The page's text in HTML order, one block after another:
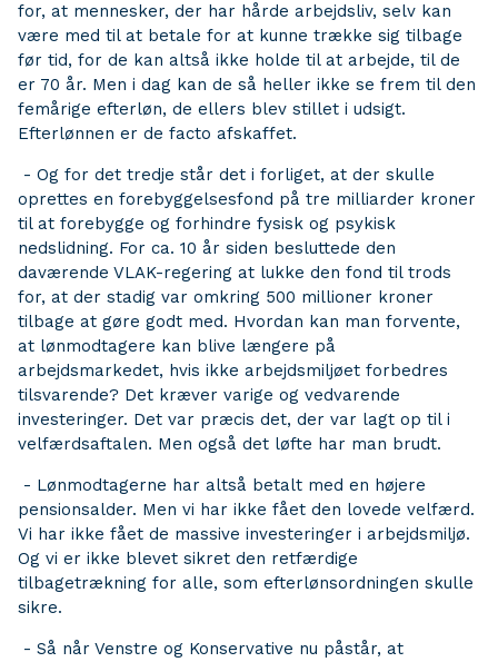
for, at mennesker, der har hårde arbejdsliv, selv kan
være med til at betale for at kunne trække sig tilbage
før tid, for de kan altså ikke holde til at arbejde, til de
er 70 år. Men i dag kan de så heller ikke se frem til den
femårige efterløn, de ellers blev stillet i udsigt.
Efterlønnen er de facto afskaffet.
- Og for det tredje står det i forliget, at der skulle
oprettes en forebyggelsesfond på tre milliarder kroner
til at forebygge og forhindre fysisk og psykisk
nedslidning. For ca. 10 år siden besluttede den
daværende VLAK-regering at lukke den fond til trods
for, at der stadig var omkring 500 millioner kroner
tilbage at gøre godt med. Hvordan kan man forvente,
at lønmodtagere kan blive længere på
arbejdsmarkedet, hvis ikke arbejdsmiljøet forbedres
tilsvarende? Det kræver varige og vedvarende
investeringer. Det var præcis det, der var lagt op til i
velfærdsaftalen. Men også det løfte har man brudt.
- Lønmodtagerne har altså betalt med en højere
pensionsalder. Men vi har ikke fået den lovede velfærd.
Vi har ikke fået de massive investeringer i arbejdsmiljø.
Og vi er ikke blevet sikret den retfærdige
tilbagetrækning for alle, som efterlønsordningen skulle
sikre.
- Så når Venstre og Konservative nu påstår, at